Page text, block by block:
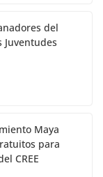
del
Juventudes
Maya
para
CREE